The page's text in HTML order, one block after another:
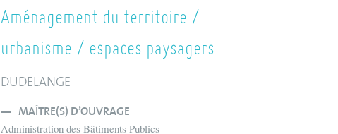
Aménagement du territoire /
urbanisme / espaces paysagers
DUDELANGE
MAÎTRE(S) D’OUVRAGE
Administration des Bâtiments Publics